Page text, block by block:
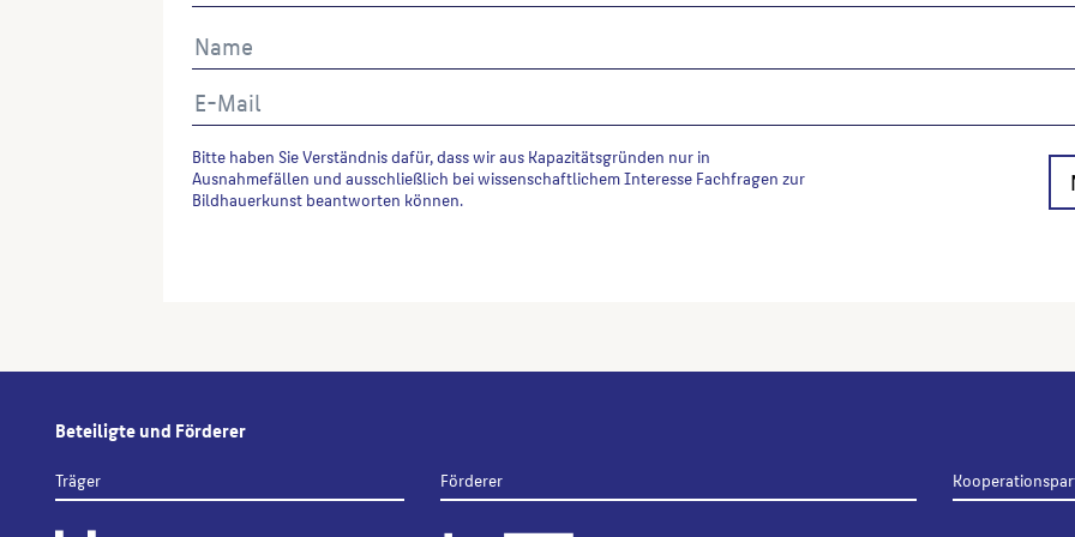
Bitte haben Sie Verständnis dafür, dass wir aus Kapazitätsgründen nur in
Ausnahmefällen und ausschließlich bei wissenschaftlichem Interesse Fachfragen zur
Bildhauerkunst beantworten können.
Beteiligte und Förderer
Träger Förderer